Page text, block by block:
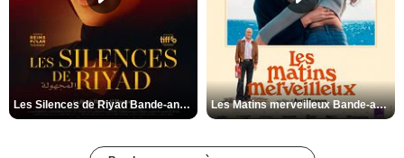
Les Silences de Riyad Bande-annonce VO STFR Les Matins merveilleux Bande-annonce VF